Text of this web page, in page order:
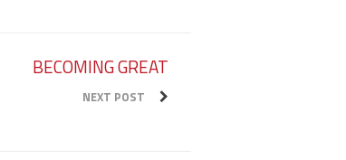
BECOMING GREAT
NEXT POST